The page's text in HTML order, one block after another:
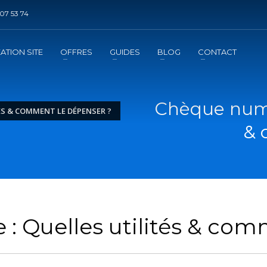
REFERENCEMENT ?
53 74
SITE OFFRES GUIDES BLOG CONTACT
& COMMENT LE DÉPENSER ?
Chèque
&
Quelles utilités &